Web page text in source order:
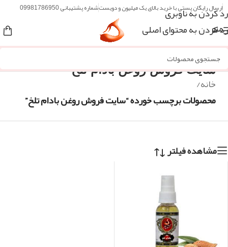
رد کردن به ناوبری
رد کردن به محتوای اصلی
ارسال رایگان پستی با خرید بالای یک میلیون و دویستشماره پشتیبانی 09981786950
منو
سایت فروش روغن بادام تلخ
خانه/
محصولات برچسب خورده “سایت فروش روغن بادام تلخ”
مشاهده فیلتر